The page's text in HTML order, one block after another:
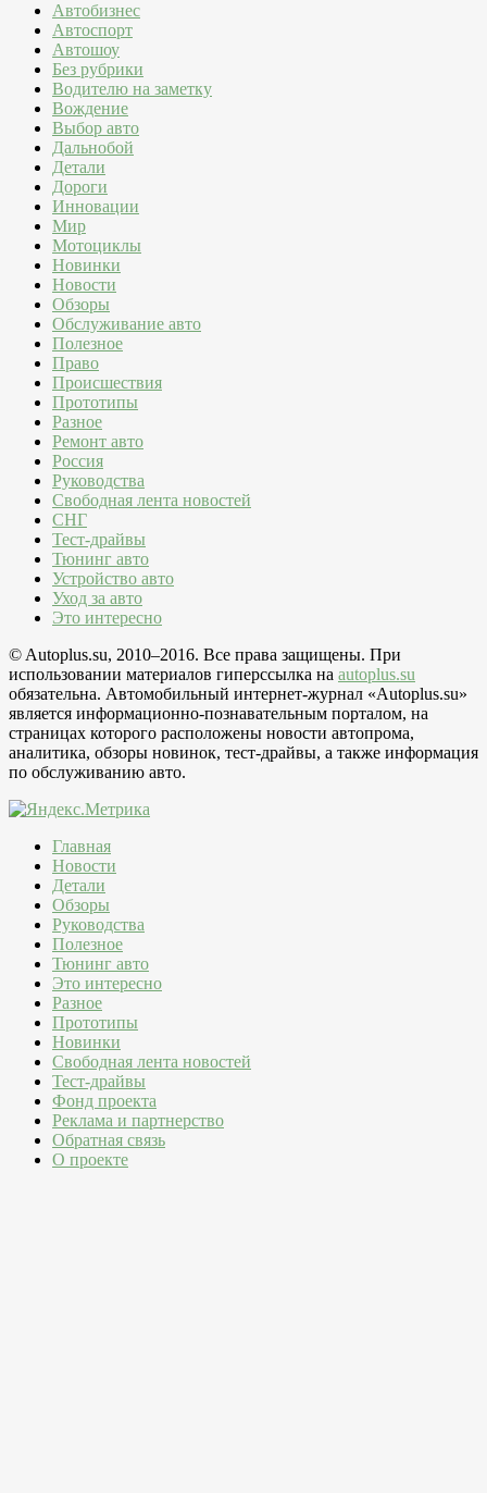
Автобизнес
Автоспорт
Автошоу
Без рубрики
Водителю на заметку
Вождение
Выбор авто
Дальнобой
Детали
Дороги
Инновации
Мир
Мотоциклы
Новинки
Новости
Обзоры
Обслуживание авто
Полезное
Право
Происшествия
Прототипы
Разное
Ремонт авто
Россия
Руководства
Свободная лента новостей
СНГ
Тест-драйвы
Тюнинг авто
Устройство авто
Уход за авто
Это интересно
© Autoplus.su, 2010–2016. Все права защищены. При
использовании материалов гиперссылка на autoplus.su
обязательна. Автомобильный интернет-журнал «Autoplus.su»
является информационно-познавательным порталом, на
страницах которого расположены новости автопрома,
аналитика, обзоры новинок, тест-драйвы, а также информация
по обслуживанию авто.
Главная
Новости
Детали
Обзоры
Руководства
Полезное
Тюнинг авто
Это интересно
Разное
Прототипы
Новинки
Свободная лента новостей
Тест-драйвы
Фонд проекта
Реклама и партнерство
Обратная связь
О проекте